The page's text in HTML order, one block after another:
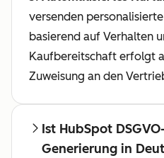
versenden
basierend auf Verhalten
Kaufbereitschaft erfolgt
Zuweisung an den
Ist HubSpot
Generierung in